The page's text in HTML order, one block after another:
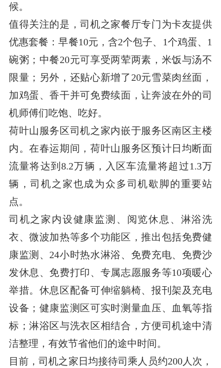
候。
值得关注的是，司机之家餐厅专门为卡友提供
优惠套餐：早餐10元，含2个包子、1个鸡蛋、1
碗粥；中餐20元可享受两荤两素，米饭与汤不
限量；另外，还贴心新增了20元雪菜肉丝面，
加鸡蛋、香干并可免费续面，让奔波在外的司
机师傅们吃饱、吃好。
荷叶山服务区司机之家内嵌于服务区南区主楼
内。在春运期间，荷叶山服务区预计日均断面
流量将达到8.2万辆，入区车流量将超过1.3万
辆，司机之家也成为众多司机歇脚的重要站
点。
司机之家内设健康监测、阅览休息、淋浴洗
衣、微波加热等多个功能区，推出包括免费健
康监测、24小时热水淋浴、免费充电、免费沙
发休息、免费打印、专属志愿服务等10项暖心
举措。休息区配备可伸缩躺椅、报刊架及充电
设备；健康监测区可实时测量血压、血氧等指
标；淋浴区与洗衣区相结合，方便司机途中清
洁整理，有效节省他们的途中时间。
目前，司机之家日均接待司乘人员约200人次，